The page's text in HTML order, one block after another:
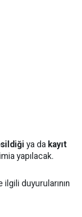
ya da kayıt
yapılacak.
duyurularının